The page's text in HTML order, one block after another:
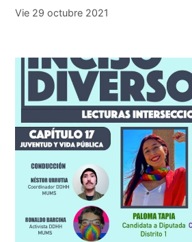
Vie 29 octubre 2021